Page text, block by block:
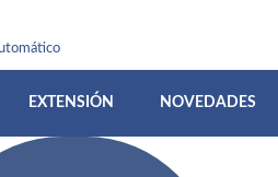
EXTENSIÓN NOVEDADES